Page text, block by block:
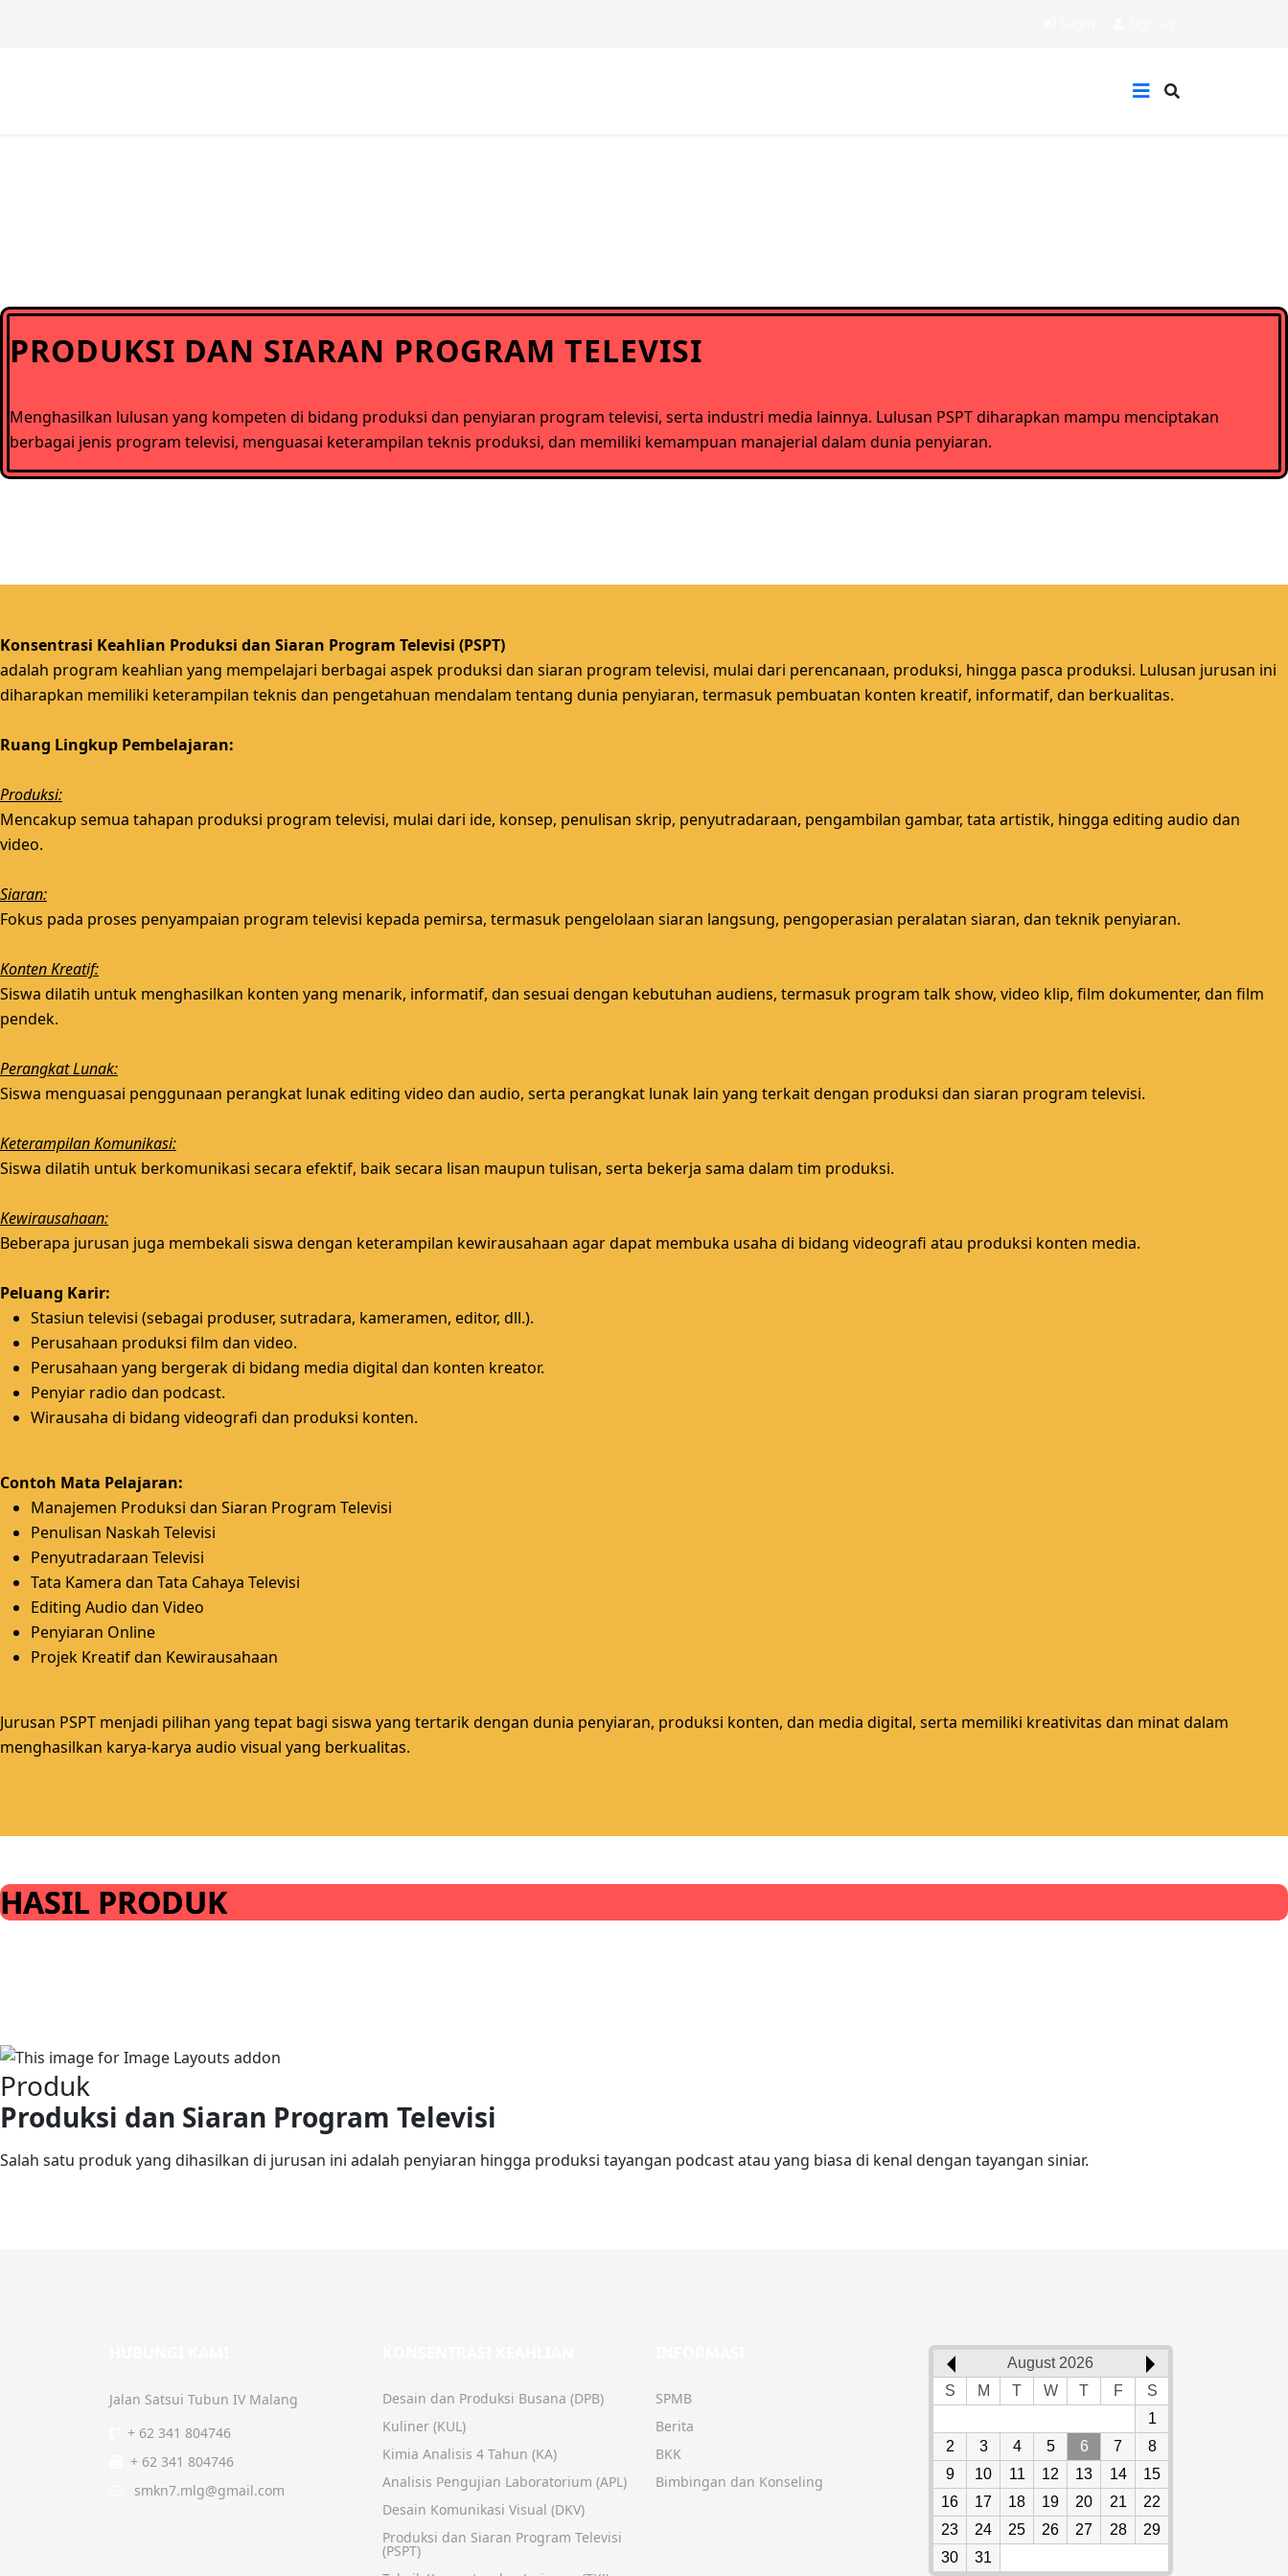
PRODUKSI DAN SIARAN PROGRAM TELEVISI
Menghasilkan lulusan yang kompeten di bidang produksi dan penyiaran program televisi, serta industri media lainnya. Lulusan PSPT diharapkan mampu menciptakan
berbagai jenis program televisi, menguasai keterampilan teknis produksi, dan memiliki kemampuan manajerial dalam dunia penyiaran.
Konsentrasi Keahlian Produksi dan Siaran Program Televisi (PSPT)
adalah program keahlian yang mempelajari berbagai aspek produksi dan siaran program televisi, mulai dari perencanaan, produksi, hingga pasca produksi. Lulusan jurusan ini
diharapkan memiliki keterampilan teknis dan pengetahuan mendalam tentang dunia penyiaran, termasuk pembuatan konten kreatif, informatif, dan berkualitas.
Ruang Lingkup Pembelajaran:
Produksi:
Mencakup semua tahapan produksi program televisi, mulai dari ide, konsep, penulisan skrip, penyutradaraan, pengambilan gambar, tata artistik, hingga editing audio dan
video.
Siaran:
Fokus pada proses penyampaian program televisi kepada pemirsa, termasuk pengelolaan siaran langsung, pengoperasian peralatan siaran, dan teknik penyiaran.
Konten Kreatif:
Siswa dilatih untuk menghasilkan konten yang menarik, informatif, dan sesuai dengan kebutuhan audiens, termasuk program talk show, video klip, film dokumenter, dan film
pendek.
Perangkat Lunak:
Siswa menguasai penggunaan perangkat lunak editing video dan audio, serta perangkat lunak lain yang terkait dengan produksi dan siaran program televisi.
Keterampilan Komunikasi:
Siswa dilatih untuk berkomunikasi secara efektif, baik secara lisan maupun tulisan, serta bekerja sama dalam tim produksi.
Kewirausahaan:
Beberapa jurusan juga membekali siswa dengan keterampilan kewirausahaan agar dapat membuka usaha di bidang videografi atau produksi konten media.
Peluang Karir:
Stasiun televisi (sebagai produser, sutradara, kameramen, editor, dll.).
Perusahaan produksi film dan video.
Perusahaan yang bergerak di bidang media digital dan konten kreator.
Penyiar radio dan podcast.
Wirausaha di bidang videografi dan produksi konten.
Contoh Mata Pelajaran:
Manajemen Produksi dan Siaran Program Televisi
Penulisan Naskah Televisi
Penyutradaraan Televisi
Tata Kamera dan Tata Cahaya Televisi
Editing Audio dan Video
Penyiaran Online
Projek Kreatif dan Kewirausahaan
Jurusan PSPT menjadi pilihan yang tepat bagi siswa yang tertarik dengan dunia penyiaran, produksi konten, dan media digital, serta memiliki kreativitas dan minat dalam
menghasilkan karya-karya audio visual yang berkualitas.
HASIL PRODUK
Produk
Produksi dan Siaran Program Televisi
Salah satu produk yang dihasilkan di jurusan ini adalah penyiaran hingga produksi tayangan podcast atau yang biasa di kenal dengan tayangan siniar.
Jalan Satsui Tubun IV Malang
+ 62 341 804746
+ 62 341 804746
smkn7.mlg@gmail.com
Desain dan Produksi Busana (DPB)
Kuliner (KUL)
Kimia Analisis 4 Tahun (KA)
Analisis Pengujian Laboratorium (APL)
Desain Komunikasi Visual (DKV)
Produksi dan Siaran Program Televisi
(PSPT)
SPMB
Berita
BKK
Bimbingan dan Konseling
August 2026
S
M T W T F
S
1
2
3 4 5 6 7
8
9
10 11 12 13 14
15
16
17 18 19 20 21
22
23
24 25 26 27 28
29
30
31